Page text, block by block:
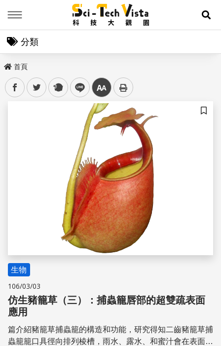
展
分類
首頁
facebooktwitter plurk line 中
儲存
生物
106/03/03
仿生豬籠草（三）：捕蟲籠唇部的超雙疏表面
應用
篇介紹豬籠草捕蟲籠的構造和功能，研究得知二齒豬籠草捕
蟲籠籠口具徑向排列棱槽，雨水、露水、和蜜汁會在表面形